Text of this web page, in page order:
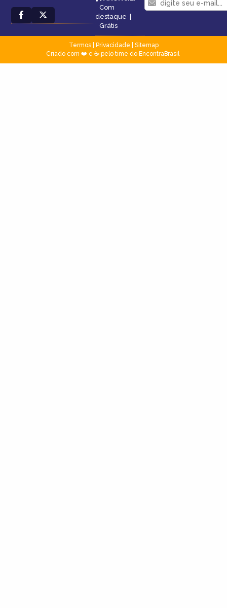
Com
destaque |
Grátis
Termos| Privacidade
Sitemap
Criado com ❤️ e ☕ pelo time do EncontraBrasil